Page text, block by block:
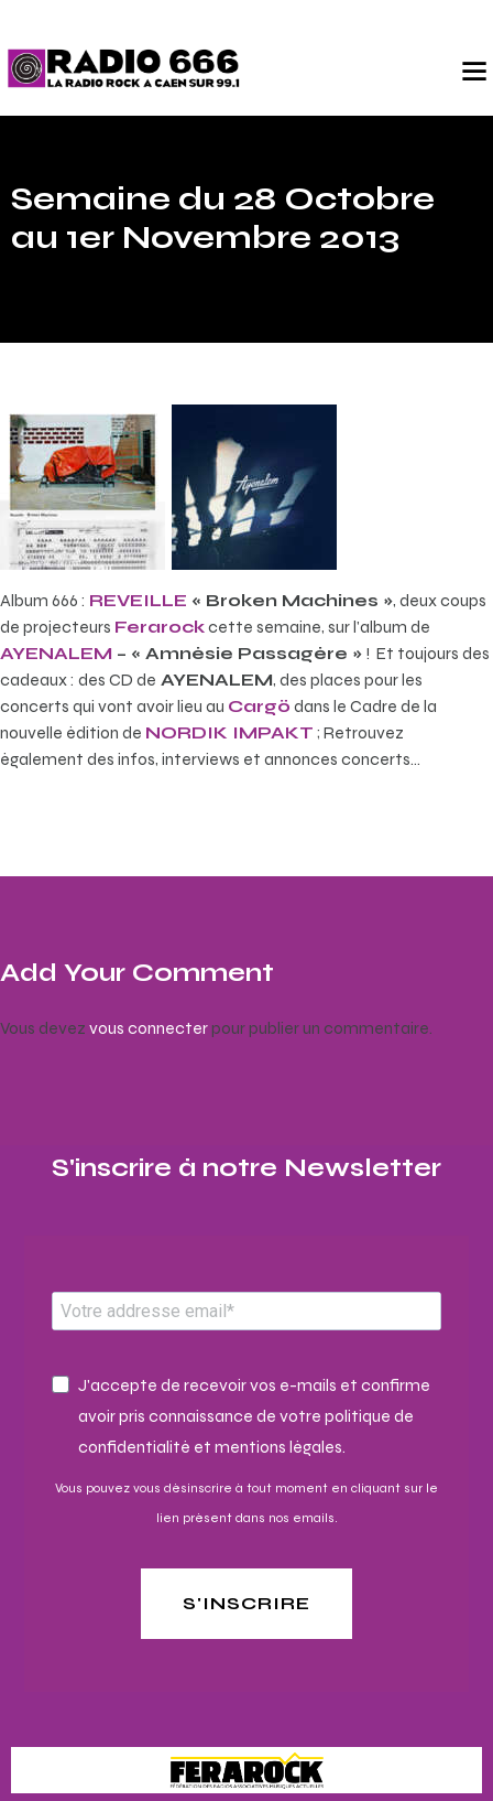
Semaine du 28 Octobre
au 1er Novembre 2013
Album 666 : REVEILLE « Broken Machines », deux coups
de projecteurs Ferarockcette semaine, sur l’album de
AYENALEM – « Amnésie Passagère » ! Et toujours des
cadeaux : des CD de AYENALEM, des places pour les
concerts qui vont avoir lieu au Cargö dans le Cadre de la
nouvelle édition de NORDIK IMPAKT ; Retrouvez
également des infos, interviews et annonces concerts…
Add Your Comment
Vous devez vous connecter pour publier un commentaire.
S'inscrire à notre Newsletter​
J'accepte de recevoir vos e-mails et confirme
avoir pris connaissance de votre politique de
confidentialité et mentions légales.
Vous pouvez vous désinscrire à tout moment en cliquant sur le
lien présent dans nos emails.
S'INSCRIRE